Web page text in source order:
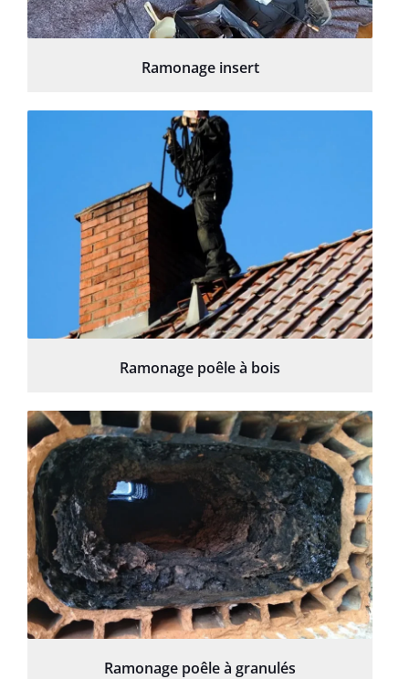
Ramonage insert
Ramonage poêle à bois
Ramonage poêle à granulés